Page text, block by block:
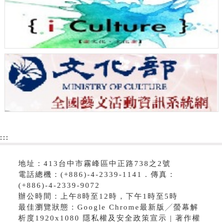
:::
地址：413台中市霧峰區中正路738之2號
電話總機：(+886)-4-2339-1141．傳真：
(+886)-4-2339-9072
辦公時間：上午8時至12時，下午1時至5時
最佳瀏覽狀態：Google Chrome最新版╱螢幕解
析度1920x1080 隱私權及安全政策宣示 | 著作權